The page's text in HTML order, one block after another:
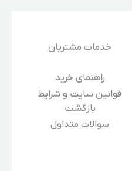
خدمات مشتریان
راهنمای خرید
قوانین سایت و شرایط
بازگشت
سوالات متداول